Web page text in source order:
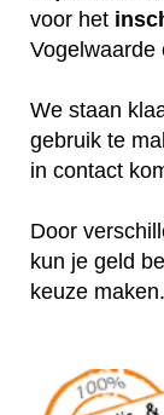
voor het
Vogelwaarde
We staan
gebruik te
in contact
Door
kun je geld
keuze maken.